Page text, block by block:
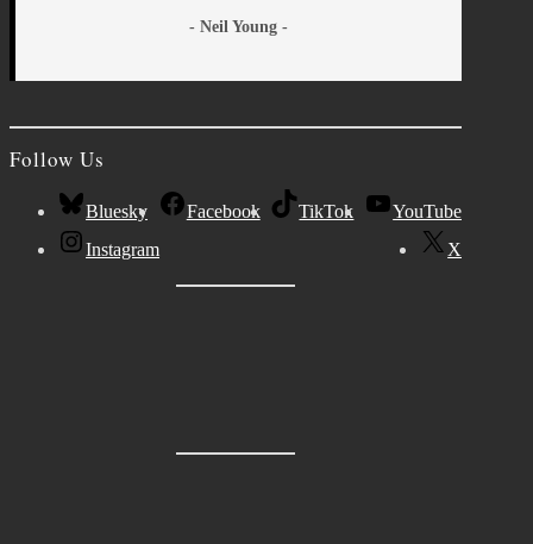
- Neil Young -
Follow Us
Bluesky Facebook TikTok
YouTube
Instagram
X